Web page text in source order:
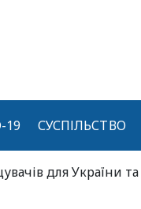
19 СУСПІЛЬСТВО
для України